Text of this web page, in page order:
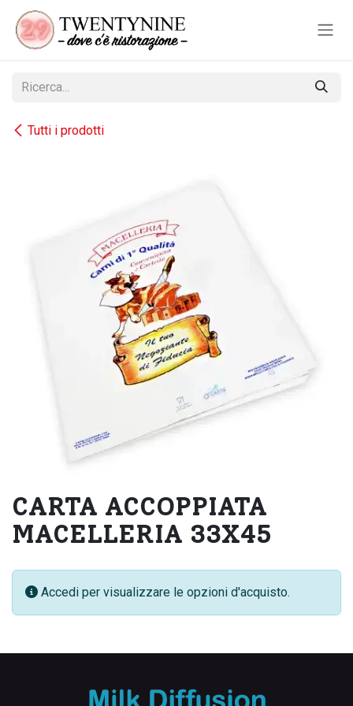
Passa al contenuto
Tutti i prodotti
CARTA ACCOPPIATA
MACELLERIA 33X45
Accedi per visualizzare le opzioni d'acquisto.